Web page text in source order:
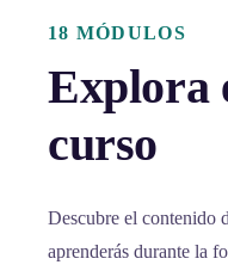
18 MÓDULOS
Explora
curso
Descubre el contenido
aprenderás durante la